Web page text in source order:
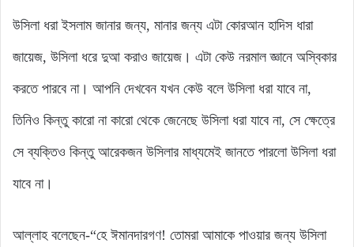
উসিলা ধরা ইসলাম জানার জন্য, মানার জন্য এটা কোরআন হাদিস ধারা
জায়েজ, উসিলা ধরে দুআ করাও জায়েজ। এটা কেউ নরমাল জ্ঞানে অস্বিকার
করতে পারবে না। আপনি দেখবেন যখন কেউ বলে উসিলা ধরা যাবে না,
তিনিও কিন্তু কারো না কারো থেকে জেনেছে উসিলা ধরা যাবে না, সে ক্ষেত্রে
সে ব্যক্তিও কিন্তু আরেকজন উসিলার মাধ্যমেই জানতে পারলো উসিলা ধরা
যাবে না।
আল্লাহ বলেছেন-“হে ঈমানদারগণ! তোমরা আমাকে পাওয়ার জন্য উসিলা